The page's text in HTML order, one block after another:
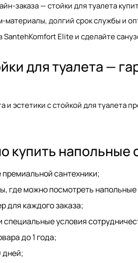
заказа —стойки для туалета
долгий срок службы и
SantehKomfort Elite и сделайте
для туалета —
и эстетики сстойкой для туалета
купить напольные
премиальной сантехники;
где можно посмотреть
для каждого заказа;
условия
до 1 года;
дней;